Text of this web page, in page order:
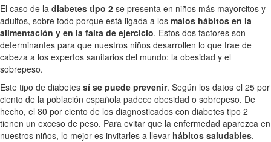
El caso de la diabetes tipo 2 se presenta en niños más mayorcitos y
adultos, sobre todo porque está ligada a los malos hábitos en la
alimentación y en la falta de ejercicio. Estos dos factores son
determinantes para que nuestros niños desarrollen lo que trae de
cabeza a los expertos sanitarios del mundo: la obesidad y el
sobrepeso.
Este tipo de diabetes sí se puede prevenir. Según los datos el 25 por
ciento de la población española padece obesidad o sobrepeso. De
hecho, el 80 por ciento de los diagnosticados con diabetes tipo 2
tienen un exceso de peso. Para evitar que la enfermedad aparezca en
nuestros niños, lo mejor es invitarles a llevar hábitos saludables.